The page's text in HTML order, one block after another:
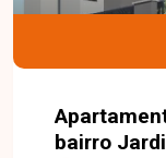
bairro